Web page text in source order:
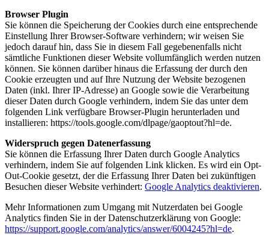
Browser Plugin
Sie können die Speicherung der Cookies durch eine entsprechende
Einstellung Ihrer Browser-Software verhindern; wir weisen Sie
jedoch darauf hin, dass Sie in diesem Fall gegebenenfalls nicht
sämtliche Funktionen dieser Website vollumfänglich werden nutzen
können. Sie können darüber hinaus die Erfassung der durch den
Cookie erzeugten und auf Ihre Nutzung der Website bezogenen
Daten (inkl. Ihrer IP-Adresse) an Google sowie die Verarbeitung
dieser Daten durch Google verhindern, indem Sie das unter dem
folgenden Link verfügbare Browser-Plugin herunterladen und
installieren: https://tools.google.com/dlpage/gaoptout?hl=de.
Widerspruch gegen Datenerfassung
Sie können die Erfassung Ihrer Daten durch Google Analytics
verhindern, indem Sie auf folgenden Link klicken. Es wird ein Opt-
Out-Cookie gesetzt, der die Erfassung Ihrer Daten bei zukünftigen
Besuchen dieser Website verhindert: Google Analytics deaktivieren.
Mehr Informationen zum Umgang mit Nutzerdaten bei Google
Analytics finden Sie in der Datenschutzerklärung von Google:
https://support.google.com/analytics/answer/6004245?hl=de.